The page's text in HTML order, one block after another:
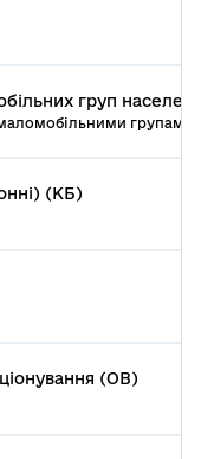
груп
групами
(КБ)
(ОВ)